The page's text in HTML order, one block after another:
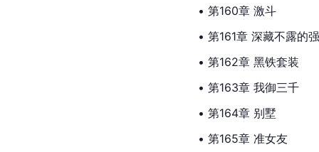
• 第160章 激斗
• 第161章 深藏不露的
• 第162章 黑铁套装
• 第163章 我御三千
• 第164章 别墅
• 第165章 准女友